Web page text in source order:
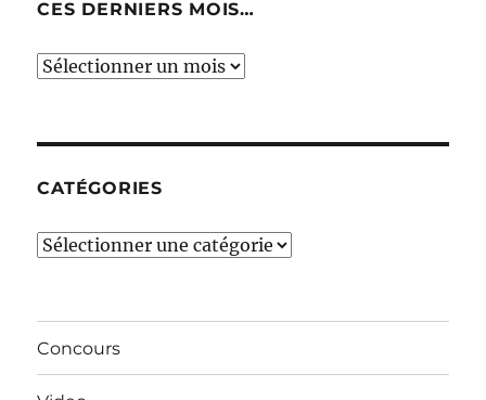
CES DERNIERS MOIS…
Ces
CATÉGORIES
Catégories
Concours